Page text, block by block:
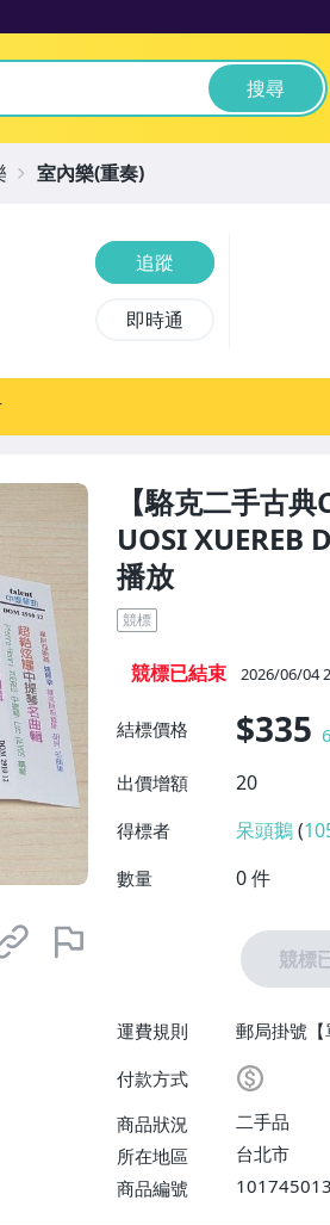
搜尋
【駱克二手古
UOSI XUEREB
播放
競標
競標已結束 2026/06/04
結標價格 $335 6
出價增額
20
得標者 呆頭鵝 (
數量 0件
競標
運費規則
郵局掛號
運費$80
【單件運
付款方式
商品狀況
二手品
所在地區
台北市
商品編號
追蹤
即時通
室內樂(重奏)